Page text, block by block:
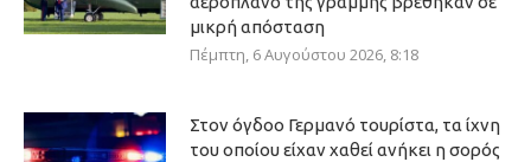
μικρή απόσταση
Πέμπτη, 6 Αυγούστου 2026, 8:18
Στον όγδοο Γερμανό τουρίστα, τα ίχνη
του οποίου είχαν χαθεί ανήκει η σορός